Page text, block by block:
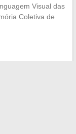
Visual das
Coletiva de